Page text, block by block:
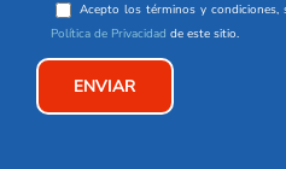
Acepto los términos y condiciones,
Política de Privacidad de este sitio.